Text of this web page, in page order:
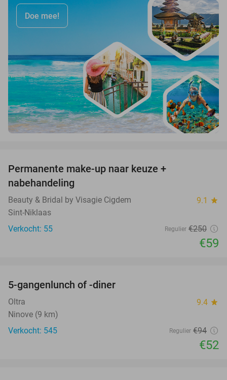
Doe mee!
Permanente make-up naar keuze +
nabehandeling
Beauty & Bridal by Visagie Cigdem 9.1 star
Sint-Niklaas
Verkocht: 55
Regulier €250
€59
5-gangenlunch of -diner
Oltra 9.4 star
Ninove (9 km)
Verkocht: 545
Regulier €94
€52